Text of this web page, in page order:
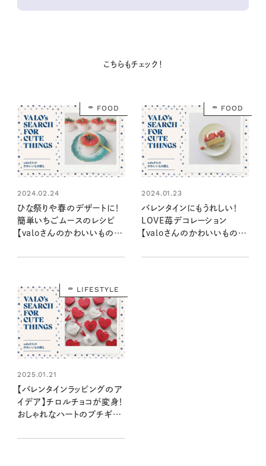
こちらもチェック！
FOOD
2024.02.24
ひな祭りや春のデザートに！
簡単いちごムースのレシピ
【valoさんのかわいいもの探
FOOD
2024.01.23
バレンタインにもうれしい！
LOVE苺デコレーション
【valoさんのかわいいもの探
LIFESTYLE
2025.01.21
【バレンタインラッピングのア
イデア】チロルチョコが変身！
おしゃれなハートのプチギフ
探し #29